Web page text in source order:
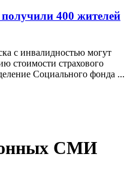
400 жителей
с инвалидностью могут
стоимости страхового
Социального фонда ...